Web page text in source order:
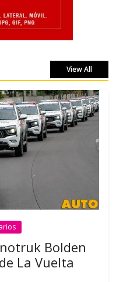
View All
Bolden
La Vuelta